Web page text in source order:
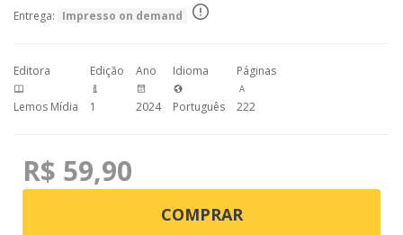
Entrega: Impresso on demand
Editora
Lemos Mídia
Edição
1
Ano
2024
Idioma
Português
Páginas
222
R$ 59,90
COMPRAR